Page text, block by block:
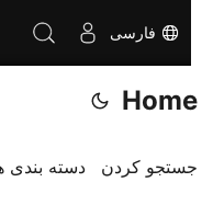
فارسی
Home
جستجو کردن دسته بندی ها